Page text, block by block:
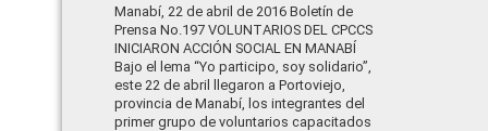
Manabí, 22 de abril de 2016 Boletín de
Prensa No.197 VOLUNTARIOS DEL CPCCS
INICIARON ACCIÓN SOCIAL EN MANABÍ
Bajo el lema “Yo participo, soy solidario”,
este 22 de abril llegaron a Portoviejo,
provincia de Manabí, los integrantes del
primer grupo de voluntarios capacitados